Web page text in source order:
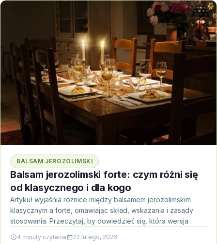
BALSAM JEROZOLIMSKI
Balsam jerozolimski forte: czym różni się
od klasycznego i dla kogo
Artykuł wyjaśnia różnice między balsamem jerozolimskim
klasycznym a forte, omawiając skład, wskazania i zasady
stosowania. Przeczytaj, by dowiedzieć się, która wersja
4 minuty czytania 22 lutego, 2026